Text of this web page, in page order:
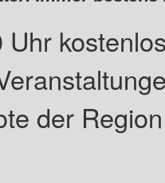
Uhr
der